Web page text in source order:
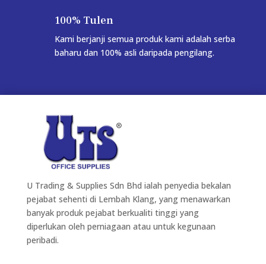
100% Tulen
Kami berjanji semua produk kami adalah serba
baharu dan 100% asli daripada pengilang.
U Trading & Supplies Sdn Bhd ialah penyedia bekalan
pejabat sehenti di Lembah Klang, yang menawarkan
banyak produk pejabat berkualiti tinggi yang
diperlukan oleh perniagaan atau untuk kegunaan
peribadi.